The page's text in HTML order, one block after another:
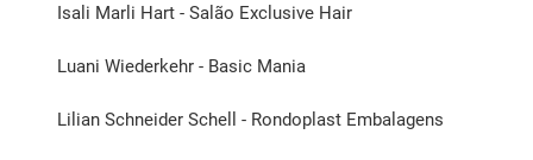
Isali Marli Hart - Salão Exclusive Hair
Luani Wiederkehr - Basic Mania
Lilian Schneider Schell - Rondoplast Embalagens